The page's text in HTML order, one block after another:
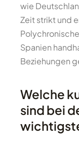
wie
Zeit strikt und
Spanien
Beziehungen
Welche
sind bei